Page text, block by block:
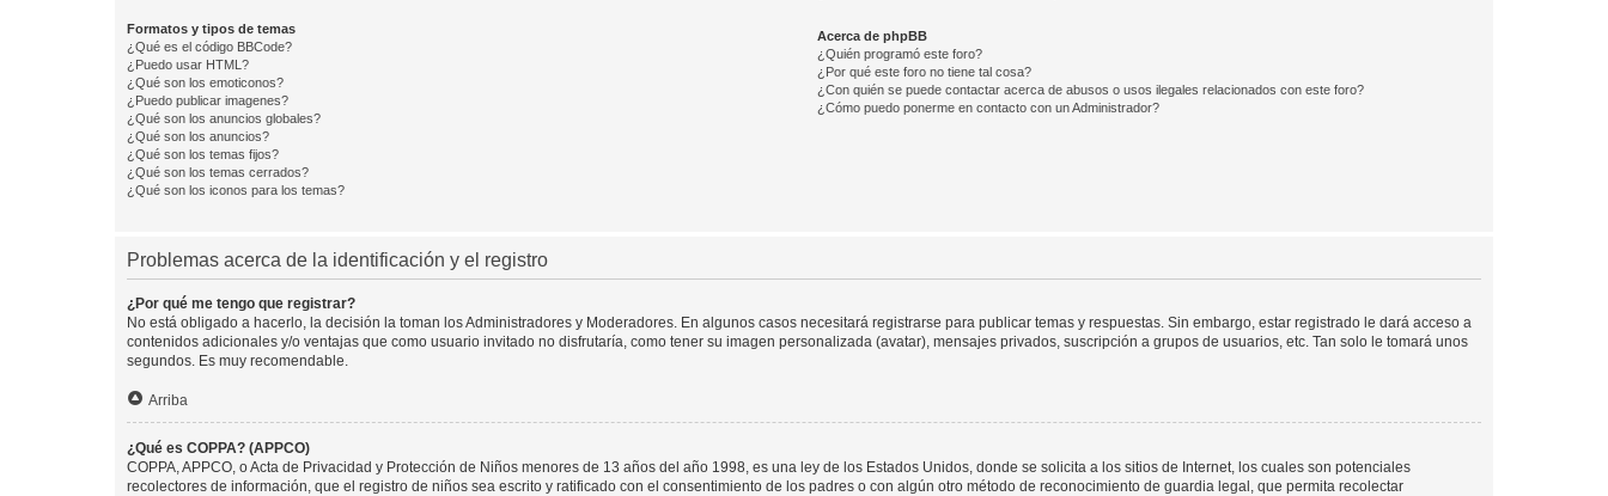
Formatos y tipos de temas
¿Qué es el código BBCode?
¿Puedo usar HTML?
¿Qué son los emoticonos?
¿Puedo publicar imagenes?
¿Qué son los anuncios globales?
¿Qué son los anuncios?
¿Qué son los temas fijos?
¿Qué son los temas cerrados?
¿Qué son los iconos para los temas?
Acerca de phpBB
¿Quién programó este foro?
¿Por qué este foro no tiene tal cosa?
¿Con quién se puede contactar acerca de abusos o usos ilegales relacionados con este foro?
¿Cómo puedo ponerme en contacto con un Administrador?
Problemas acerca de la identificación y el registro
¿Por qué me tengo que registrar?
No está obligado a hacerlo, la decisión la toman los Administradores y Moderadores. En algunos casos necesitará registrarse para publicar temas y respuestas. Sin embargo, estar registrado le dará acceso a
contenidos adicionales y/o ventajas que como usuario invitado no disfrutaría, como tener su imagen personalizada (avatar), mensajes privados, suscripción a grupos de usuarios, etc. Tan solo le tomará unos
segundos. Es muy recomendable.
Arriba
¿Qué es COPPA? (APPCO)
COPPA, APPCO, o Acta de Privacidad y Protección de Niños menores de 13 años del año 1998, es una ley de los Estados Unidos, donde se solicita a los sitios de Internet, los cuales son potenciales
recolectores de información, que el registro de niños sea escrito y ratificado con el consentimiento de los padres o con algún otro método de reconocimiento de guardia legal, que permita recolectar